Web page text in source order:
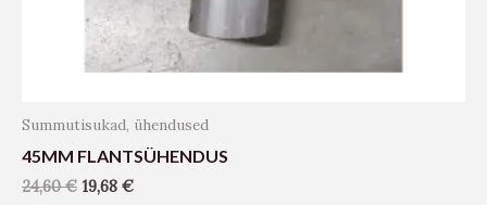
Summutisukad, ühendused
45MM FLANTSÜHENDUS
24,60€ 19,68 €